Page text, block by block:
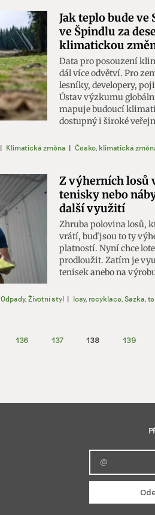
Jak teplo bude ve
ve Špindlu za
klimatickou
Data pro posouzení
dál více odvětví. Pro
lesníky, developery,
Ústav výzkumu
mapuje budoucí
dostupný i široké
| Klimatická změna | Česko, klimatická
Z výherních losů
tenisky nebo
další využití
Zhruba polovina losů,
vrátí, buď jsou to ty
platností. Nyní chce
prodloužit. Zatím je
tenisek anebo na
Odpady, Životní styl | losy, recyklace Sazka
136 137 138 139